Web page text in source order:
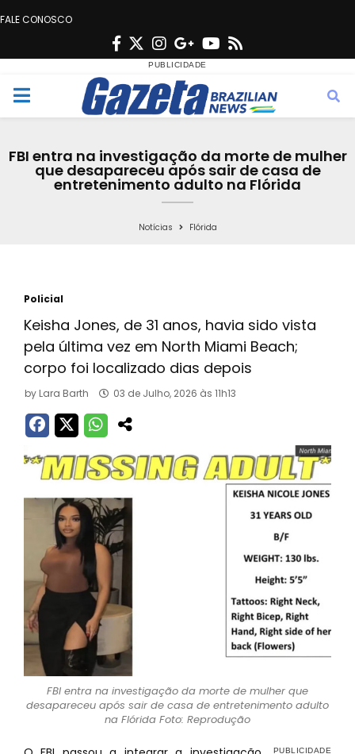
FALE CONOSCO
F
c
e
o
o
T
w
i
t
e
r
n
s
t
g
r
a
m
G
o
o
g
e
Y
u
t
b
e
s
M
FBI entra na investigação da morte de mulher
que desapareceu após sair de casa de
entretenimento adulto na Flórida
Notícias Flórida
Policial
Keisha Jones, de 31 anos, havia sido vista
pela última vez em North Miami Beach;
corpo foi localizado dias depois
by Lara Barth 03 de Julho, 2026 às 11h13
FBI entra na investigação da morte de mulher que
desapareceu após sair de casa de entretenimento adulto
na Flórida Foto: Reprodução